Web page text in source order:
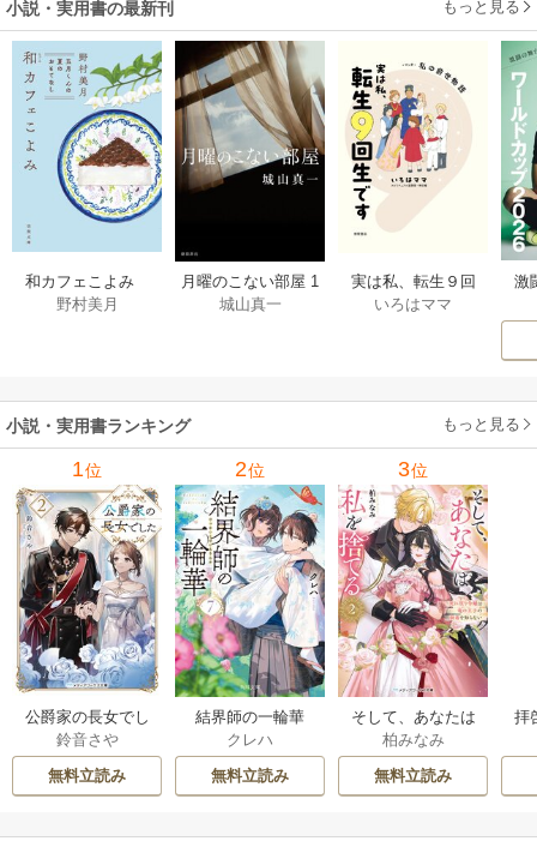
小説・実用書の最新刊 もっと見る
和カフェこよみ
五月くんの夏のお
野村美月
月曜のこない部屋 1
巻
城山真一
実は私、転生９回
生です マンガ
いろはママ
激
小説・実用書ランキング もっと見る
1位
公爵家の長女でし
た
鈴音さや
無料立読み
2位
結界師の一輪華
クレハ
無料立読み
3位
そして、あなたは
私を捨てる
柏みなみ
無料立読み
拝